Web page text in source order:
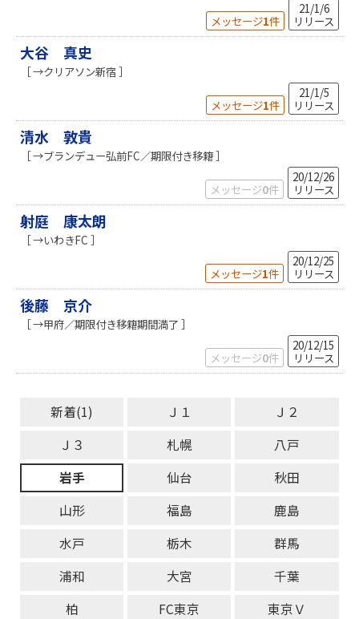
メッセージ1件
21/1/6
リリース
大谷 真史
［ →クリアソン新宿 ］
メッセージ1件
21/1/5
リリース
清水 敦貴
［ →ブランデュー弘前FC／期限付き移籍 ］
メッセージ0件
20/12/26
リリース
射庭 康太朗
［ →いわきFC ］
メッセージ1件
20/12/25
リリース
後藤 京介
［ →甲府／期限付き移籍期間満了 ］
メッセージ0件
20/12/15
リリース
新着(1) Ｊ１
Ｊ２
Ｊ３
札幌
八戸
岩手
仙台
秋田
山形
福島
鹿島
水戸
栃木
群馬
浦和
大宮
千葉
柏
FC東京
東京Ｖ